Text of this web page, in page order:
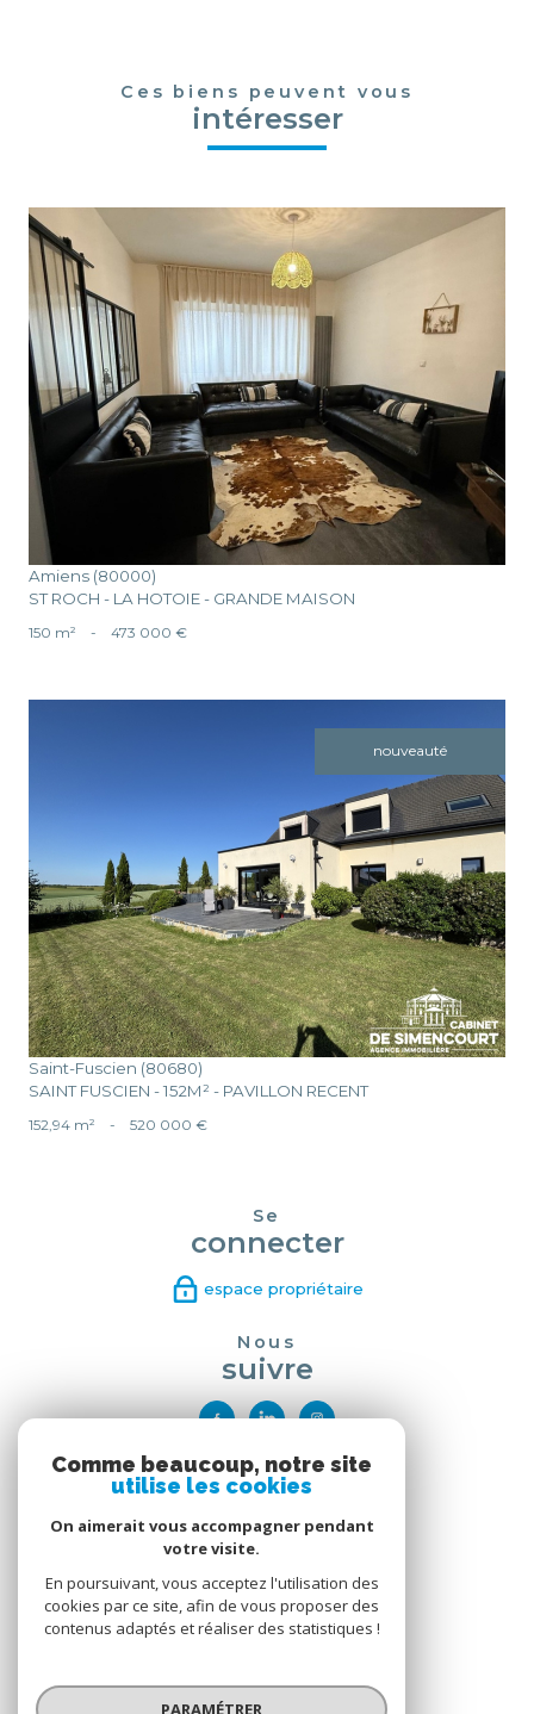
Ces biens peuvent vous
intéresser
voir le bien
Amiens (80000)
ST ROCH - LA HOTOIE - GRANDE MAISON
150 m² - 473 000 €
nouveauté
voir le bien
Saint-Fuscien (80680)
SAINT FUSCIEN - 152M² - PAVILLON RECENT
152,94 m² - 520 000 €
Se
connecter
espace propriétaire
Nous
suivre
Nous
adhérons
Comme beaucoup, notre site
utilise les cookies
On aimerait vous accompagner pendant
votre visite.
En poursuivant, vous acceptez l'utilisation des
cookies par ce site, afin de vous proposer des
contenus adaptés et réaliser des statistiques !
PARAMÉTRER